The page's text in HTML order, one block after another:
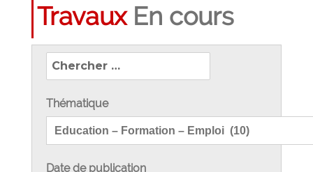
TravauxEn cours
Recherchez
CESER
Thématique
Date de publication